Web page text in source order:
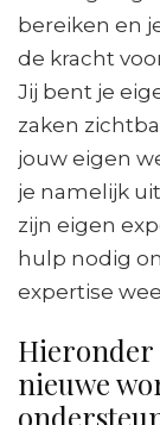
bereiken en
de kracht
Jij bent je
zaken
jouw eigen
je namelijk
zijn eigen
hulp nodig
expertise
Hieronder
nieuwe